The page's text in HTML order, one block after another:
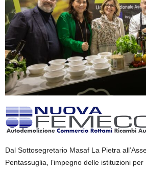
Dal Sottosegretario Masaf La Pietra
Pentassuglia, l’impegno delle istituzioni per